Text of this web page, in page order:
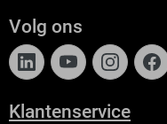
Volg ons
Klantenservice